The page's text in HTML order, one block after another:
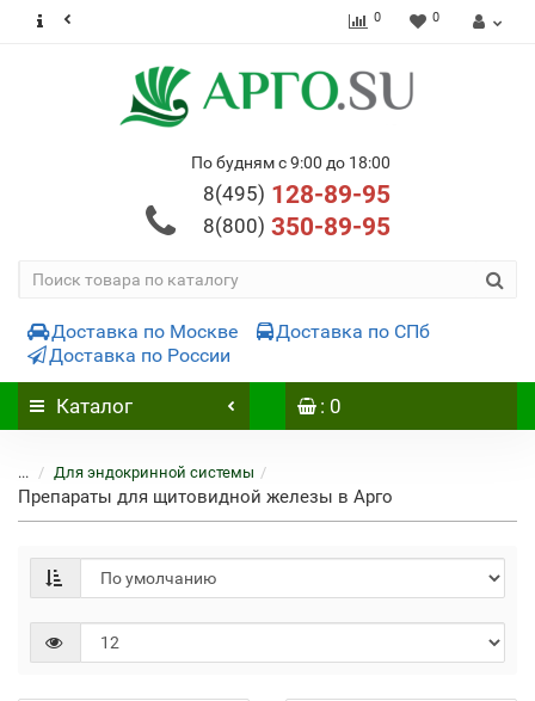
0 0
По будням с 9:00 до 18:00
8(495) 128-89-95
8(800) 350-89-95
Доставка по Москве
Доставка по СПб
Доставка по России
Каталог : 0
... Для эндокринной системы
Препараты для щитовидной железы в Арго